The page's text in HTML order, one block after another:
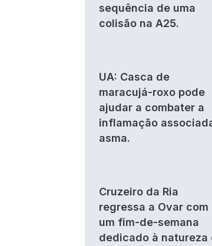
sequência de uma
colisão na A25.
UA: Casca de
maracujá-roxo pode
ajudar a combater a
inflamação
asma.
Cruzeiro da Ria
regressa a Ovar com
um fim-de-semana
dedicado à natureza